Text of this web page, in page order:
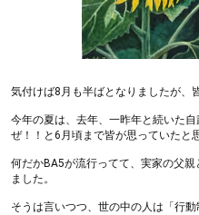
気付けば8月も半ばとなりましたが、
今年の夏は、去年、一昨年と続いた
ぜ！！と6月頃まで皆が思っていたと
何だかBA5が流行ってて、実家の父
ました。
そうは言いつつ、世の中の人は「行